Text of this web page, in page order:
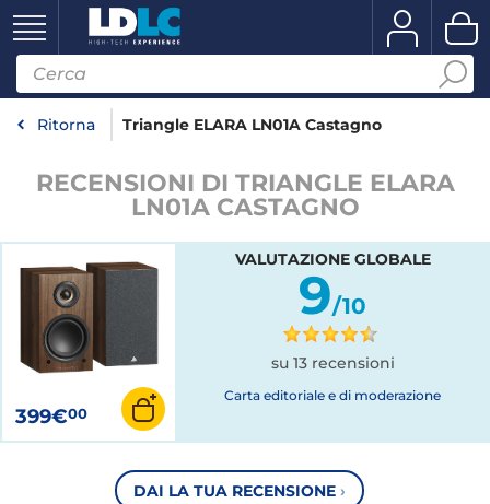
Ritorna Triangle ELARA LN01A Castagno
RECENSIONI DI TRIANGLE ELARA
LN01A CASTAGNO
399€00
VALUTAZIONE GLOBALE
9/10
su 13 recensioni
Carta editoriale e di moderazione
DAI LA TUA RECENSIONE ›